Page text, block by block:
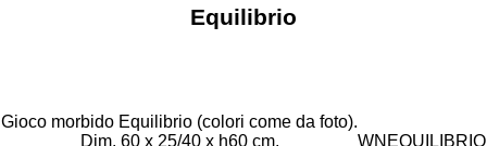
Equilibrio
Gioco morbido Equilibrio (colori come da foto).
Dim. 60 x 25/40 x h60 cm.
WNEQUILIBRIO